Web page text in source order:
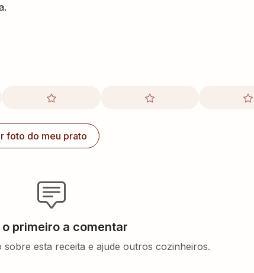
foto do meu prato
o primeiro a comentar
sobre esta receita e ajude outros cozinheiros.